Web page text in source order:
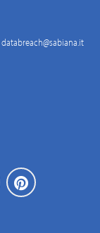
databreach@sabiana.it